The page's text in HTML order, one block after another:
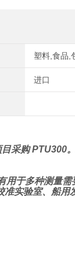
塑料,食品,
进口
采购 PTU300
于多种测量
实验室、船用